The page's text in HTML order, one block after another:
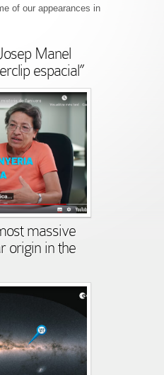
of our appearances in
Manel
espacial”
massive
origin in the